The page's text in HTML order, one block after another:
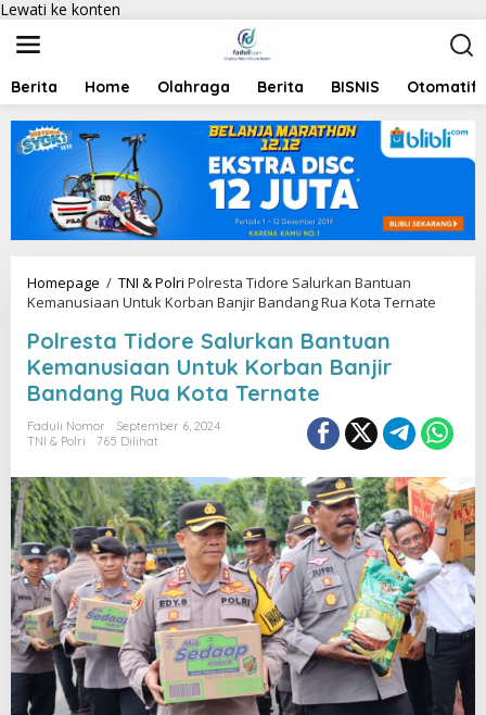
Lewati ke konten
Berita Home Olahraga Berita BISNIS Otomatif
Homepage / TNI & Polri Polresta Tidore Salurkan Bantuan
Kemanusiaan Untuk Korban Banjir Bandang Rua Kota Ternate
Polresta Tidore Salurkan Bantuan
Kemanusiaan Untuk Korban Banjir
Bandang Rua Kota Ternate
Faduli Nomor
September 6, 2024
TNI & Polri
765 Dilihat